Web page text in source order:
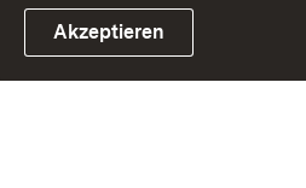
Akzeptieren